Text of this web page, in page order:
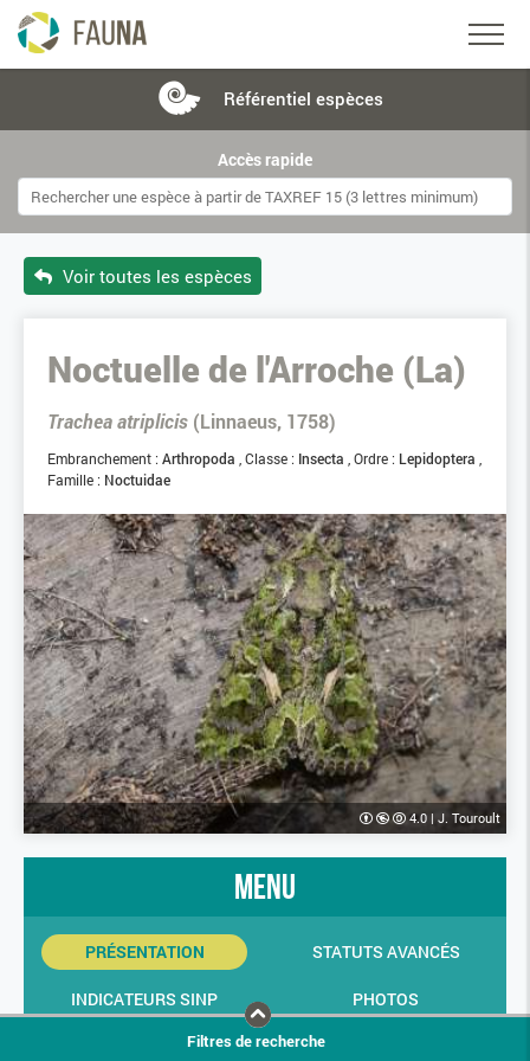
Référentiel espèces
Accès rapide
Voir toutes les espèces
Noctuelle de l'Arroche (La)
Trachea atriplicis (Linnaeus, 1758)
Embranchement : Arthropoda Classe : Insecta Ordre : Lepidoptera
Famille : Noctuidae
4.0 | J. Touroult
menu
PRÉSENTATION STATUTS AVANCÉS
INDICATEURS SINP
PHOTOS
Filtres de recherche